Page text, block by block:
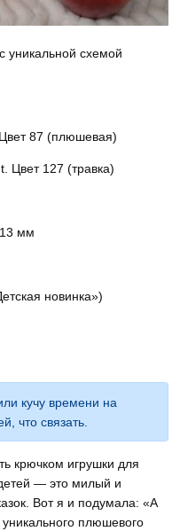
уникальной схемой
87 (плюшевая)
Цвет 127 (травка)
мм
новинка»)
кучу времени на
что связать.
крючком игрушки для
— это милый и
Вот я и подумала: «А
плюшевого